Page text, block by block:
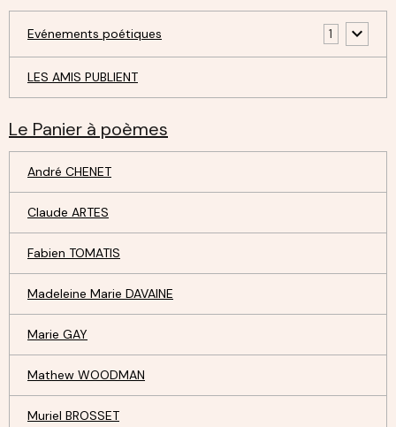
Evénements poétiques 1
LES AMIS PUBLIENT
Le Panier à poèmes
André CHENET
Claude ARTES
Fabien TOMATIS
Madeleine Marie DAVAINE
Marie GAY
Mathew WOODMAN
Muriel BROSSET